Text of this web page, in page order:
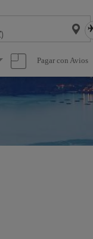
Pagar con Avios